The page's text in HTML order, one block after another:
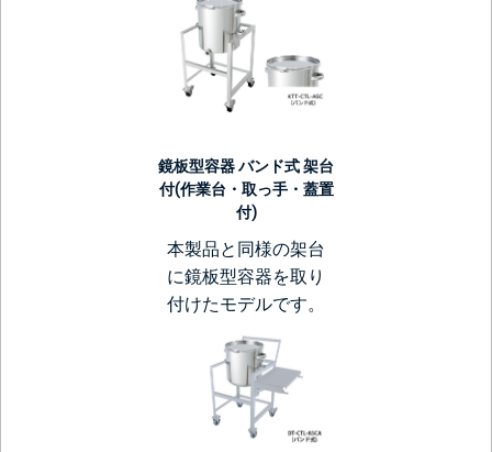
鏡板型容器 バンド式 架台
付(作業台・取っ手・蓋置
付)
本製品と同様の架台
に鏡板型容器を取り
付けたモデルです。